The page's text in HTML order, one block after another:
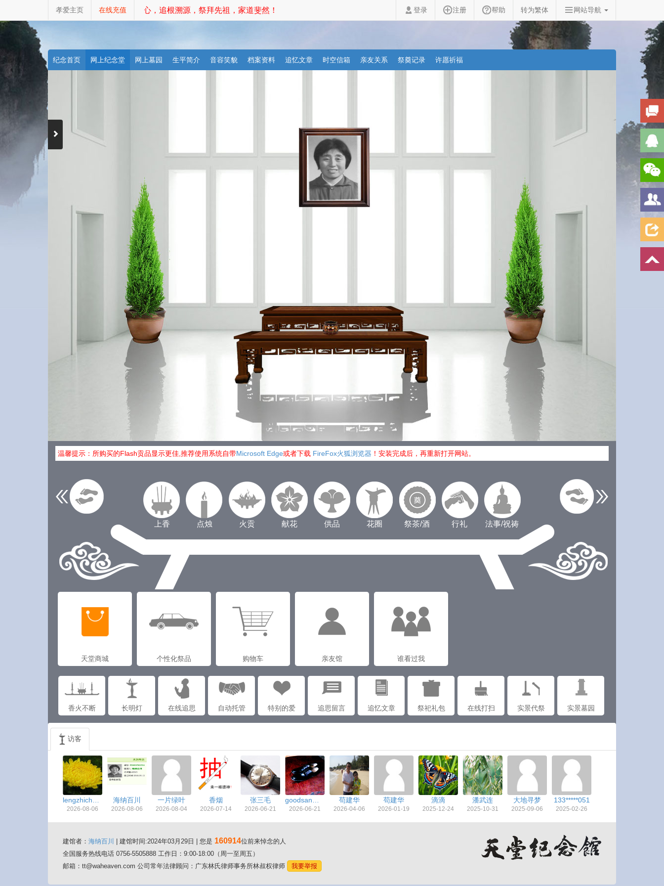
孝爱主页 在线充值不忘初心，追根溯源，祭拜先祖，家道斐然！ 登录 注册 帮助 转为繁体 网站导航
纪念首页 网上纪念堂 网上墓园 生平简介 音容笑貌 档案资料 追忆文章 时空信箱 亲友关系 祭奠记录 许愿祈福
天堂商城
温馨提示：所购买的Flash贡品显示更佳,推荐使用系统自带Microsoft Edge或者下载 FireFox火狐浏览器 ！安装完成后，再重新打开网站。
上香 点烛 火贡 献花 供品 花圈 祭茶/酒 行礼 法事/祝祷
天堂商城 个性化祭品 购物车 亲友馆 谁看过我
香火不断 长明灯 在线追思 自动托管 特别的爱 追思留言 追忆文章 祭祀礼包 在线打扫 实景代祭 实景墓园
访客
2026-08-06
海纳百川
2026-08-06
一片绿叶
2026-08-04
香烟
2026-07-14
张三毛
2026-06-21 2026-06-21
苟建华
2026-04-06
苟建华
2026-01-19
滴滴
2025-12-24
潘武连
2025-10-31
大地寻梦
2025-09-06
133*****051
2025-02-26
建馆者： 海纳百川 | 建馆时间:2024年03月29日 | 您是 160914位前来悼念的人
全国服务热线电话 0756-5505888 工作日：9:00-18:00（周一至周五）
邮箱：tt@waheaven.com 公司常年法律顾问：广东林氏律师事务所林叔权律师
我要举报